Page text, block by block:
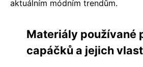
aktuálním módním trendům.
Materiály používané
capáčků a jejich